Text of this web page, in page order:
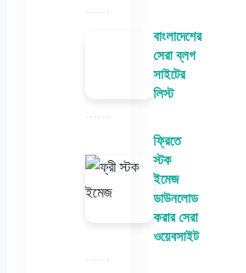
বাংলাদেশের
সেরা ব্লগ
সাইটের
লিস্ট
ফ্রিতে
স্টক
ইমেজ
ডাউনলোড
করার সেরা
ওয়েবসাইট